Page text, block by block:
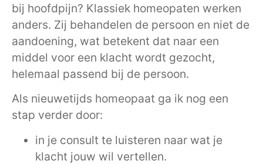
bij hoofdpijn? Klassiek homeopaten werken
anders. Zij behandelen de persoon en niet de
aandoening, wat betekent dat naar een
middel voor een klacht wordt gezocht,
helemaal passend bij de persoon.
Als nieuwetijds homeopaat ga ik nog een
stap verder door:
in je consult te luisteren naar wat je
klacht jouw wil vertellen.